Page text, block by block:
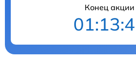
Конец акции